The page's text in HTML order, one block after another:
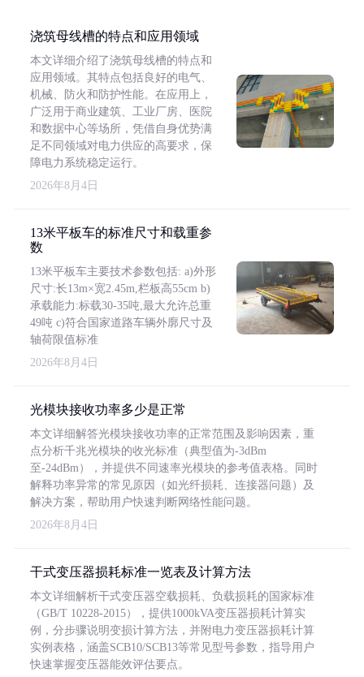
浇筑母线槽的特点和应用领域
本文详细介绍了浇筑母线槽的特点和
应用领域。其特点包括良好的电气、
机械、防火和防护性能。在应用上，
广泛用于商业建筑、工业厂房、医院
和数据中心等场所，凭借自身优势满
足不同领域对电力供应的高要求，保
障电力系统稳定运行。
2026年8月4日
13米平板车的标准尺寸和载重参
数
13米平板车主要技术参数包括: a)外形
尺寸:长13m×宽2.45m,栏板高55cm b)
承载能力:标载30-35吨,最大允许总重
49吨 c)符合国家道路车辆外廓尺寸及
轴荷限值标准
2026年8月4日
光模块接收功率多少是正常
本文详细解答光模块接收功率的正常范围及影响因素，重
点分析千兆光模块的收光标准（典型值为-3dBm
至-24dBm），并提供不同速率光模块的参考值表格。同时
解释功率异常的常见原因（如光纤损耗、连接器问题）及
解决方案，帮助用户快速判断网络性能问题。
2026年8月4日
干式变压器损耗标准一览表及计算方法
本文详细解析干式变压器空载损耗、负载损耗的国家标准
（GB/T 10228-2015），提供1000kVA变压器损耗计算实
例，分步骤说明变损计算方法，并附电力变压器损耗计算
实例表格，涵盖SCB10/SCB13等常见型号参数，指导用户
快速掌握变压器能效评估要点。